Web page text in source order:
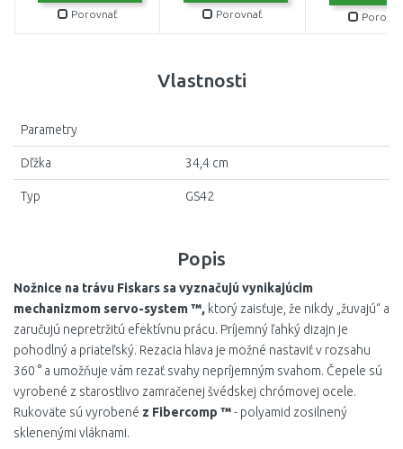
Porovnať Porovnať
Popis
Nožnice na trávu Fiskars sa vyznačujú vynikajúcim
mechanizmom servo-system ™, ktorý zaisťuje, že nikdy „žuvajú“ a
zaručujú nepretržitú efektívnu prácu. Príjemný ľahký dizajn je
pohodlný a priateľský. Rezacia hlava je možné nastaviť v rozsahu
360 ° a umožňuje vám rezať svahy nepríjemným svahom. Čepele sú
vyrobené z starostlivo zamračenej švédskej chrómovej ocele.
Rukoväte sú vyrobené z Fibercomp ™- polyamid zosilnený
sklenenými vláknami.
Vlastnosti
Parametry
Dľžka 34,4 cm
Typ GS42